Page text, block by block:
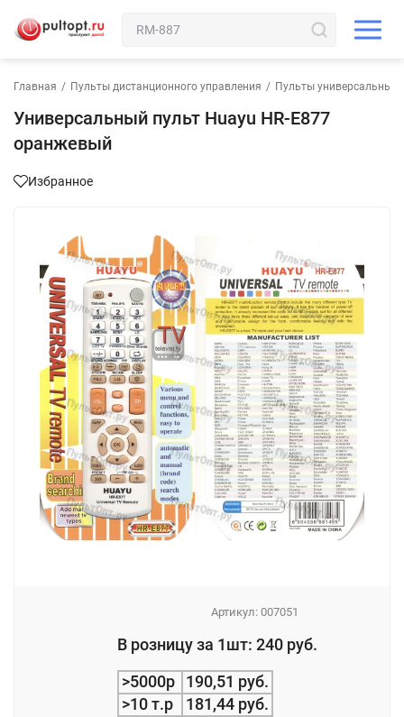
Главная / Пульты дистанционного управления / Пульты универсальные
Универсальный пульт Huayu HR-E877
оранжевый
Избранное
Артикул: 007051
В розницу за 1шт: 240 руб.
>5000р
190,51 руб.
>10 т.р
181,44 руб.